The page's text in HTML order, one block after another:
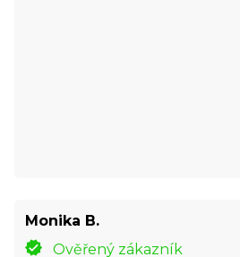
Monika B.
Ověřený zákazník